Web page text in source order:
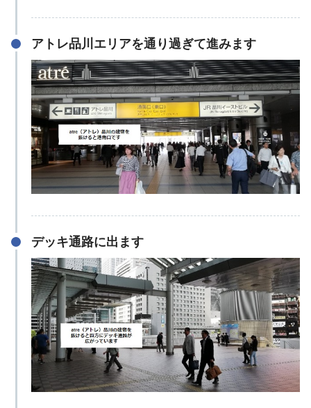
アトレ品川エリアを通り過ぎて進みます
デッキ通路に出ます